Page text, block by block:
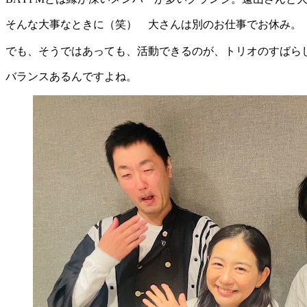
そんな大事なときに（笑） 大さんは別のお仕事でお休み。
でも、そうではあっても、活動できるのが、トリオのすばら
バランスあるんですよね。